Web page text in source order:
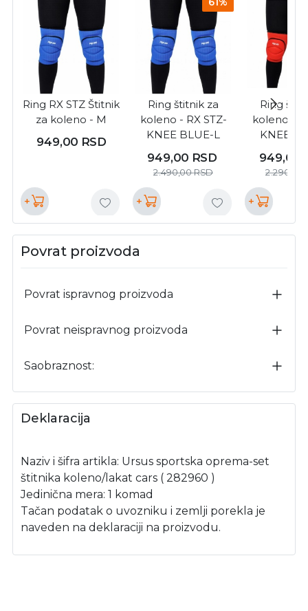
Ring RX STZ Štitnik
za koleno - M
949,00 RSD
+
Ring štitnik za
koleno - RX STZ-
KNEE BLUE-L
949,00 RSD
2.490,00RSD
+
Ring
koleno -
KNEE
949,00
2.290,00
+
Povrat proizvoda
Povrat ispravnog proizvoda
Povrat neispravnog proizvoda
Saobraznost:
Deklaracija
Naziv i šifra artikla: Ursus sportska oprema-set
štitnika koleno/lakat cars ( 282960 )
Jedinična mera: 1 komad
Tačan podatak o uvozniku i zemlji porekla je
naveden na deklaraciji na proizvodu.